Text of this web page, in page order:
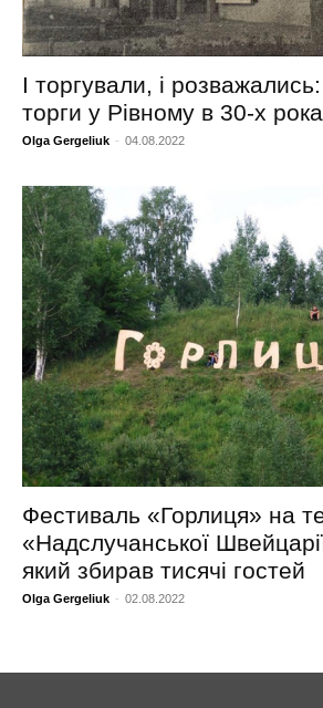
І торгували, і
торги у Рівному в 30-х
Olga Gergeliuk - 04.08.2022
Фестиваль «Горлиця» на
«Надслучанської
який збирав тисячі гостей
Olga Gergeliuk - 02.08.2022